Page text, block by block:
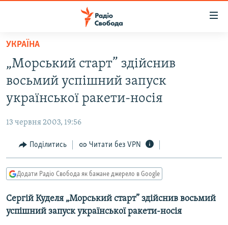
Перейти
основного
матеріалу
Перейти
до
основної
навігації
Перейти
до
пошуку
РАДІО СВОБОДА – 70 РОКІВ
ВСЕ ЗА ДОБУ
СТАТТІ
ЕКОНОМІКА
СУСПІЛЬСТВО
УКРАЇНА
РОСІЙСЬКА «ФІЛЬТРАЦІЯ»
ДОНБАС.РЕАЛІЇ
ТИ ЯК?
СХЕМИ
КИТАЙ.ВИКЛИКИ
УКРАЇНА
„Морський cтарт” здійснив
восьмий успішний запуск
української ракети-носія
13 червня 2003, 19:56
Поділитись Читати без VPN
Додати Радіо Свобода як бажане джерело в Google
Сергій Куделя „Морський cтарт” здійснив восьмий
успішний запуск української ракети-носія